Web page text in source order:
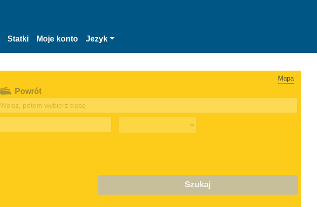
Statki Moje konto Jezyk
Mapa
Powrót
Szukaj